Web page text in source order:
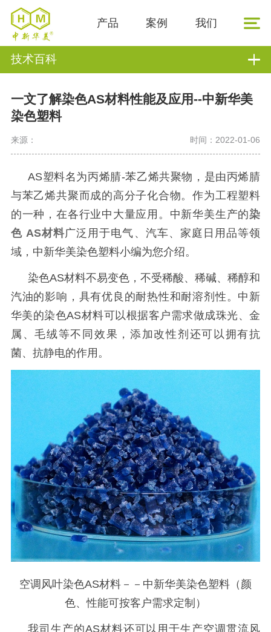
产品 案例 我们
技术百科
一文了解染色AS材料性能及应用--中新华美
染色塑料
来源： 时间：2022-01-06
AS塑料名为丙烯腈-苯乙烯共聚物，是由丙烯腈
与苯乙烯共聚而成的高分子化合物。作为工程塑料
的一种，在各行业中大量应用。中新华美生产的染
色 AS材料广泛用于电气、汽车、家庭日用品等领
域，中新华美染色塑料小编为您介绍。
染色AS材料不易变色，不受稀酸、稀碱、稀醇和
汽油的影响，具有优良的耐热性和耐溶剂性。 中新
华美的染色AS材料可以根据客户需求做成珠光、金
属、毛绒等不同效果，添加改性剂还可以拥有抗
菌、抗静电的作用。
空调风叶染色AS材料－－中新华美染色塑料（颜
色、性能可按客户需求定制）
我司生产的AS材料还可以用于生产空调贯流风